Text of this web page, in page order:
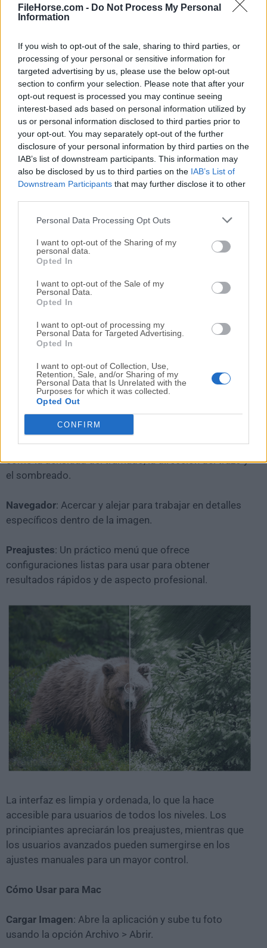
FileHorse.com - Do Not Process My Personal
Information
If you wish to opt-out of the sale, sharing to third parties, or
processing of your personal or sensitive information for
targeted advertising by us, please use the below opt-out
section to confirm your selection. Please note that after your
opt-out request is processed you may continue seeing
interest-based ads based on personal information utilized by
us or personal information disclosed to third parties prior to
your opt-out. You may separately opt-out of the further
disclosure of your personal information by third parties on the
IAB’s list of downstream participants. This information may
also be disclosed by us to third parties on the IAB’s List of
Downstream Participants that may further disclose it to other
Personal Data Processing Opt Outs
I want to opt-out of the Sharing of my
personal data.
Opted In
I want to opt-out of the Sale of my
Personal Data.
Opted In
I want to opt-out of processing my
Personal Data for Targeted Advertising.
Opted In
I want to opt-out of Collection, Use,
Retention, Sale, and/or Sharing of my
Personal Data that Is Unrelated with the
Purposes for which it was collected.
Opted Out
CONFIRM
¡Disfruta de la creatividad a toda velocidad!
Los efectos premium (Maestro y Multiestilo ),
disponibles solo en las versiones Home Deluxe y
Business, ahora pueden usarse incluso con las
licencias Home, pero con una marca de agua. Esto se
hizo para dar a los propietarios de la versión Home la
oportunidad de probar todos los estilos de Sketch.
Lo mismo se aplica a la opción de Sombreado
es accesible para las licencias Home Deluxe y
Business. Todos los preajustes con las características
premium en la versión Home también se aplican con la
marca de agua AKVIS.
Interfaz de Usuario
Área de Previsualización de Imagen
: Visualiza los
cambios en tiempo real a medida que ajustas la
Barra de Herramientas : Proporciona acceso rápido a
herramientas esenciales como estilos de boceto,
coloración y decoraciones.
Panel de Ajustes: Personaliza varios parámetros,
como la densidad del tramado, la dirección del trazo y
el sombreado.
Navegador: Acercar y alejar para trabajar en detalles
específicos dentro de la imagen.
Preajustes: Un práctico menú que ofrece
configuraciones listas para usar para obtener
resultados rápidos y de aspecto profesional.
La interfaz es limpia y ordenada, lo que la hace
accesible para usuarios de todos los niveles. Los
principiantes apreciarán los preajustes, mientras que
los usuarios avanzados pueden sumergirse en los
ajustes manuales para un mayor control.
Cómo Usar para Mac
Cargar Imagen: Abre la aplicación y sube tu foto
usando la opción Archivo > Abrir.